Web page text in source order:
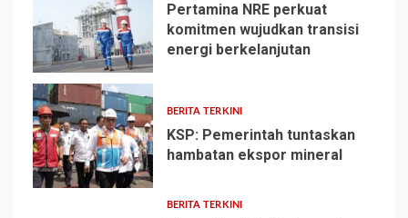
3
Pertamina NRE perkuat
komitmen wujudkan transisi
energi berkelanjutan
4
BERITA TERKINI
KSP: Pemerintah tuntaskan
hambatan ekspor mineral
BERITA TERKINI